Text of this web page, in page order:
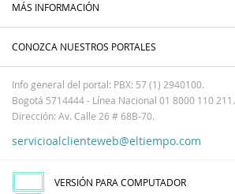
MÁS INFORMACIÓN
CONOZCA NUESTROS PORTALES
Info general del portal: PBX: 57 (1) 2940100.
Bogotá 5714444 - Línea Nacional 01 8000 110 211.
Dirección: Av. Calle 26 # 68B-70.
servicioalclienteweb@eltiempo.com
VERSIÓN PARA COMPUTADOR